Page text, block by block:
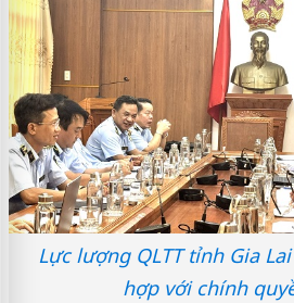
Lực lượng QLTT tỉnh Gia
hợp với chính